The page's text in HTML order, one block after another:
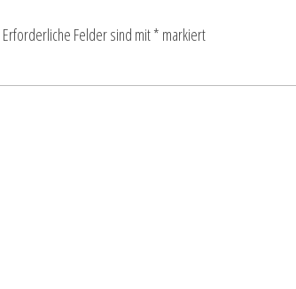
Erforderliche Felder sind mit* markiert